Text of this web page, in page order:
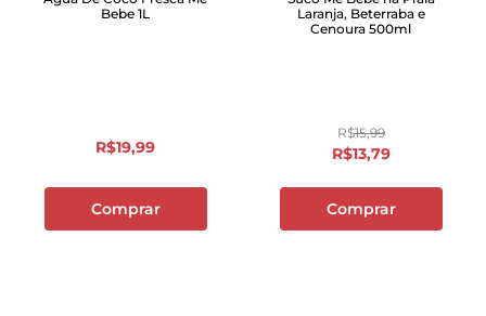
Bebe 1L
R$19,99
Comprar
Laranja, Beterraba e
Cenoura 500ml
R$15,99
R$13,79
Comprar